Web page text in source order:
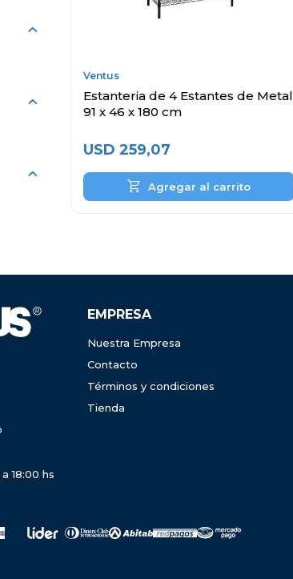
Ventus
Estanteria de 4 Estantes de Metal
91 x 46 x 180 cm
USD 259,07
18:00 hs
EMPRESA
Nuestra Empresa
Contacto
Términos y condiciones
Tienda